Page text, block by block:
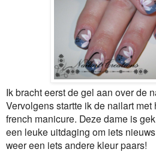
Ik bracht eerst de gel aan over de
Vervolgens startte ik de nailart
french manicure. Deze dame is
een leuke uitdaging om iets
weer een iets andere kleur paars!